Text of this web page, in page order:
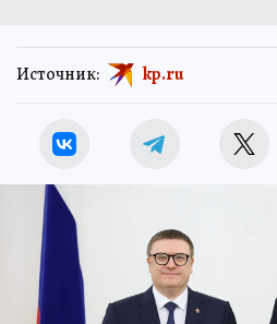
Источник: kp.ru